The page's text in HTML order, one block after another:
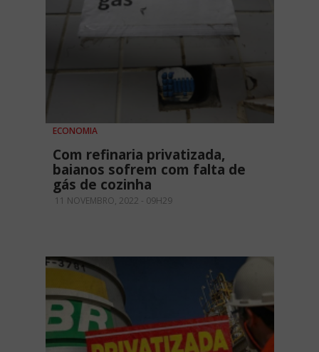
ECONOMIA
Com refinaria privatizada,
baianos sofrem com falta de
gás de cozinha
11 NOVEMBRO, 2022 - 09H29